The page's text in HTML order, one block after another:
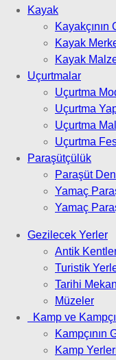
Kayak
Kayakçının
Kayak
Kayak
Uçurtmalar
Uçurtma
Uçurtma
Uçurtma
Uçurtma
Paraşütçülük
Paraşüt
Yamaç
Yamaç
Gezilecek Yerler
Antik
Turistik
Tarihi
Müzeler
Kamp ve
Kampçının
Kamp